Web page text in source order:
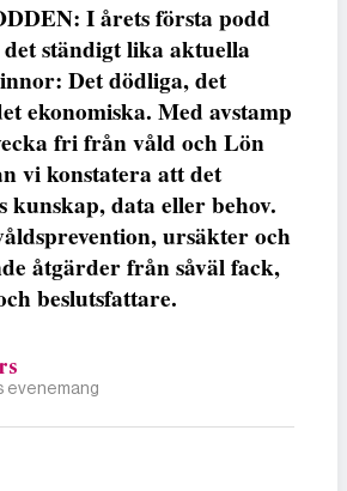
I årets första podd
ständigt lika aktuella
Det dödliga, det
ekonomiska. Med avstamp
fri från våld och Lön
vi konstatera att det
kunskap, data eller behov.
ursäkter och
åtgärder från såväl fack,
beslutsfattare.
evenemang